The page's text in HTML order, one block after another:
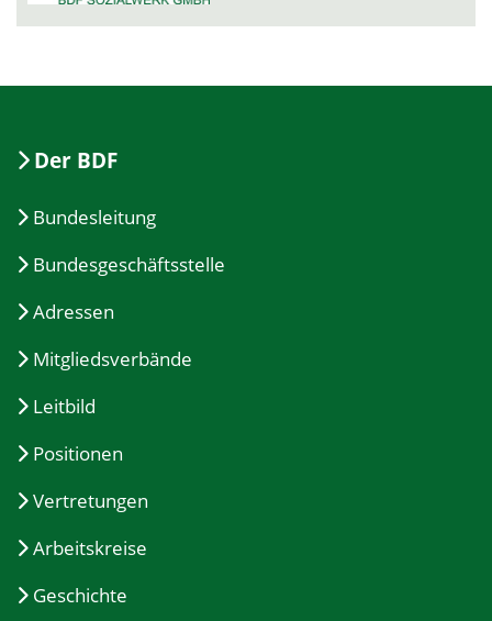
Der BDF
Bundesleitung
Bundesgeschäftsstelle
Adressen
Mitgliedsverbände
Leitbild
Positionen
Vertretungen
Arbeitskreise
Geschichte